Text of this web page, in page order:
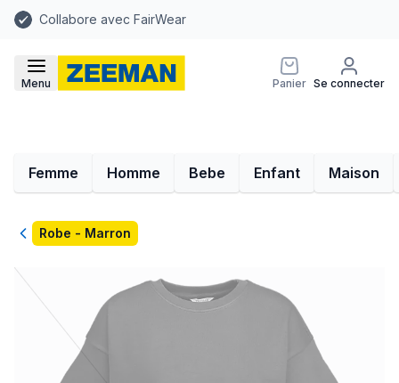
Collabore avec FairWear
Menu Panier Se connecter
Femme Homme Bebe Enfant Maison
RetourRobe - Marron